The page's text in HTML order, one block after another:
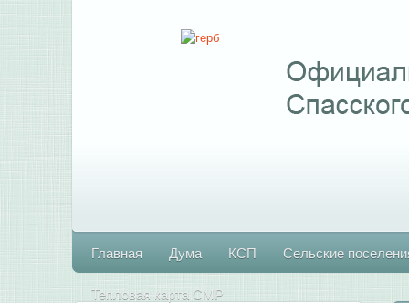
Главная Дума КСП Сельские
Тепловая карта СМР